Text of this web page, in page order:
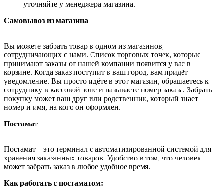
уточняйте у менеджера магазина.
Самовывоз из магазина
Вы можете забрать товар в одном из магазинов,
сотрудничающих с нами. Список торговых точек, которые
принимают заказы от нашей компании появится у вас в
корзине. Когда заказ поступит в ваш город, вам придёт
уведомление. Вы просто идёте в этот магазин, обращаетесь к
сотруднику в кассовой зоне и называете номер заказа. Забрать
покупку может ваш друг или родственник, который знает
номер и имя, на кого он оформлен.
Постамат
Постамат – это терминал с автоматизированной системой для
хранения заказанных товаров. Удобство в том, что человек
может забрать заказ в любое удобное время.
Как работать с постаматом: